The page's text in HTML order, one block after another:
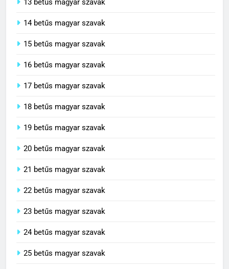
13 betűs magyar szavak
14 betűs magyar szavak
15 betűs magyar szavak
16 betűs magyar szavak
17 betűs magyar szavak
18 betűs magyar szavak
19 betűs magyar szavak
20 betűs magyar szavak
21 betűs magyar szavak
22 betűs magyar szavak
23 betűs magyar szavak
24 betűs magyar szavak
25 betűs magyar szavak